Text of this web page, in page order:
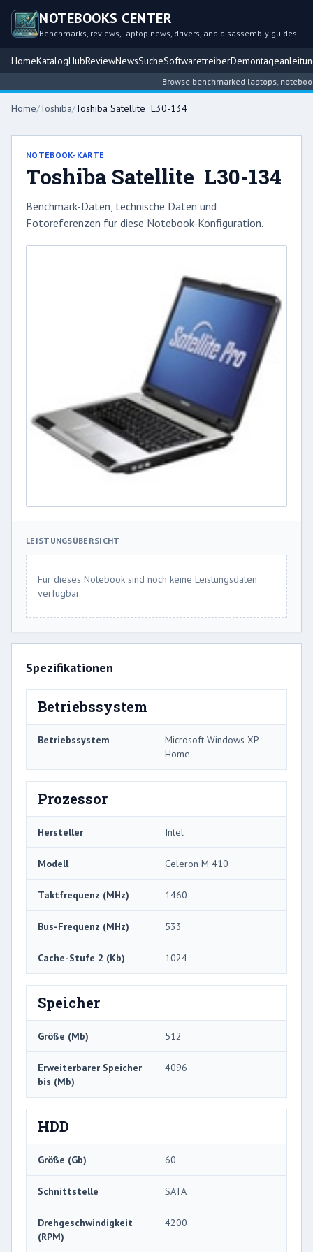
NOTEBOOKS CENTER
Benchmarks, reviews, laptop news, drivers, and disassembly guides
HomeKatalogHubReviewNewsSucheSoftwaretreiber
Browse benchmarked laptops,
Home/Toshiba/Toshiba Satellite L30-134
NOTEBOOK-KARTE
Toshiba Satellite L30-134
Benchmark-Daten, technische Daten und
Fotoreferenzen für diese Notebook-Konfiguration.
LEISTUNGSÜBERSICHT
Für dieses Notebook sind noch keine Leistungsdaten
verfügbar.
Spezifikationen
Betriebssystem
Betriebssystem
Microsoft Windows XP
Home
Prozessor
Hersteller Intel
Modell Celeron M 410
Taktfrequenz (MHz) 1460
Bus-Frequenz (MHz) 533
Cache-Stufe 2 (Kb) 1024
Speicher
Größe (Mb) 512
Erweiterbarer Speicher
bis (Mb)
4096
HDD
Größe (Gb) 60
Schnittstelle SATA
Drehgeschwindigkeit
(RPM)
4200